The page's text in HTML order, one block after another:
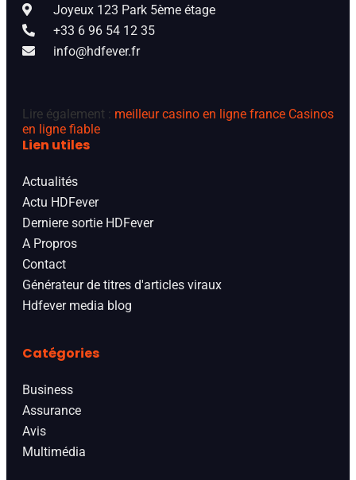
Joyeux 123 Park 5ème étage
+33 6 96 54 12 35
info@hdfever.fr
Lire également : meilleur casino en ligne france Casinos
en ligne fiable
Lien utiles
Actualités
Actu HDFever
Derniere sortie HDFever
A Propros
Contact
Générateur de titres d'articles viraux
Hdfever media blog
Catégories
Business
Assurance
Avis
Multimédia